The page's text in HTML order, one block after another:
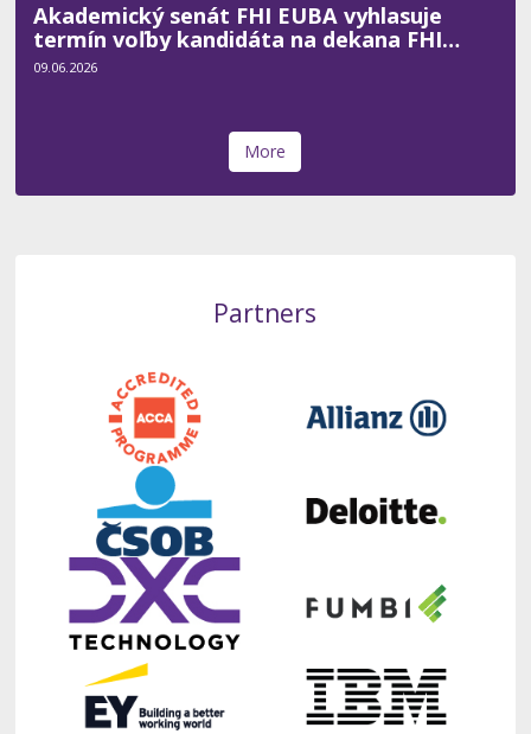
Akademický senát FHI EUBA vyhlasuje
termín voľby kandidáta na dekana FHI
EUBA pre funkčné obdobie rokov 2027 -
09.06.2026
More
Partners